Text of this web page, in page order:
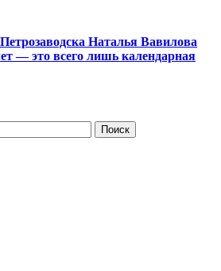
Наталья Вавилова
— это всего лишь календарная